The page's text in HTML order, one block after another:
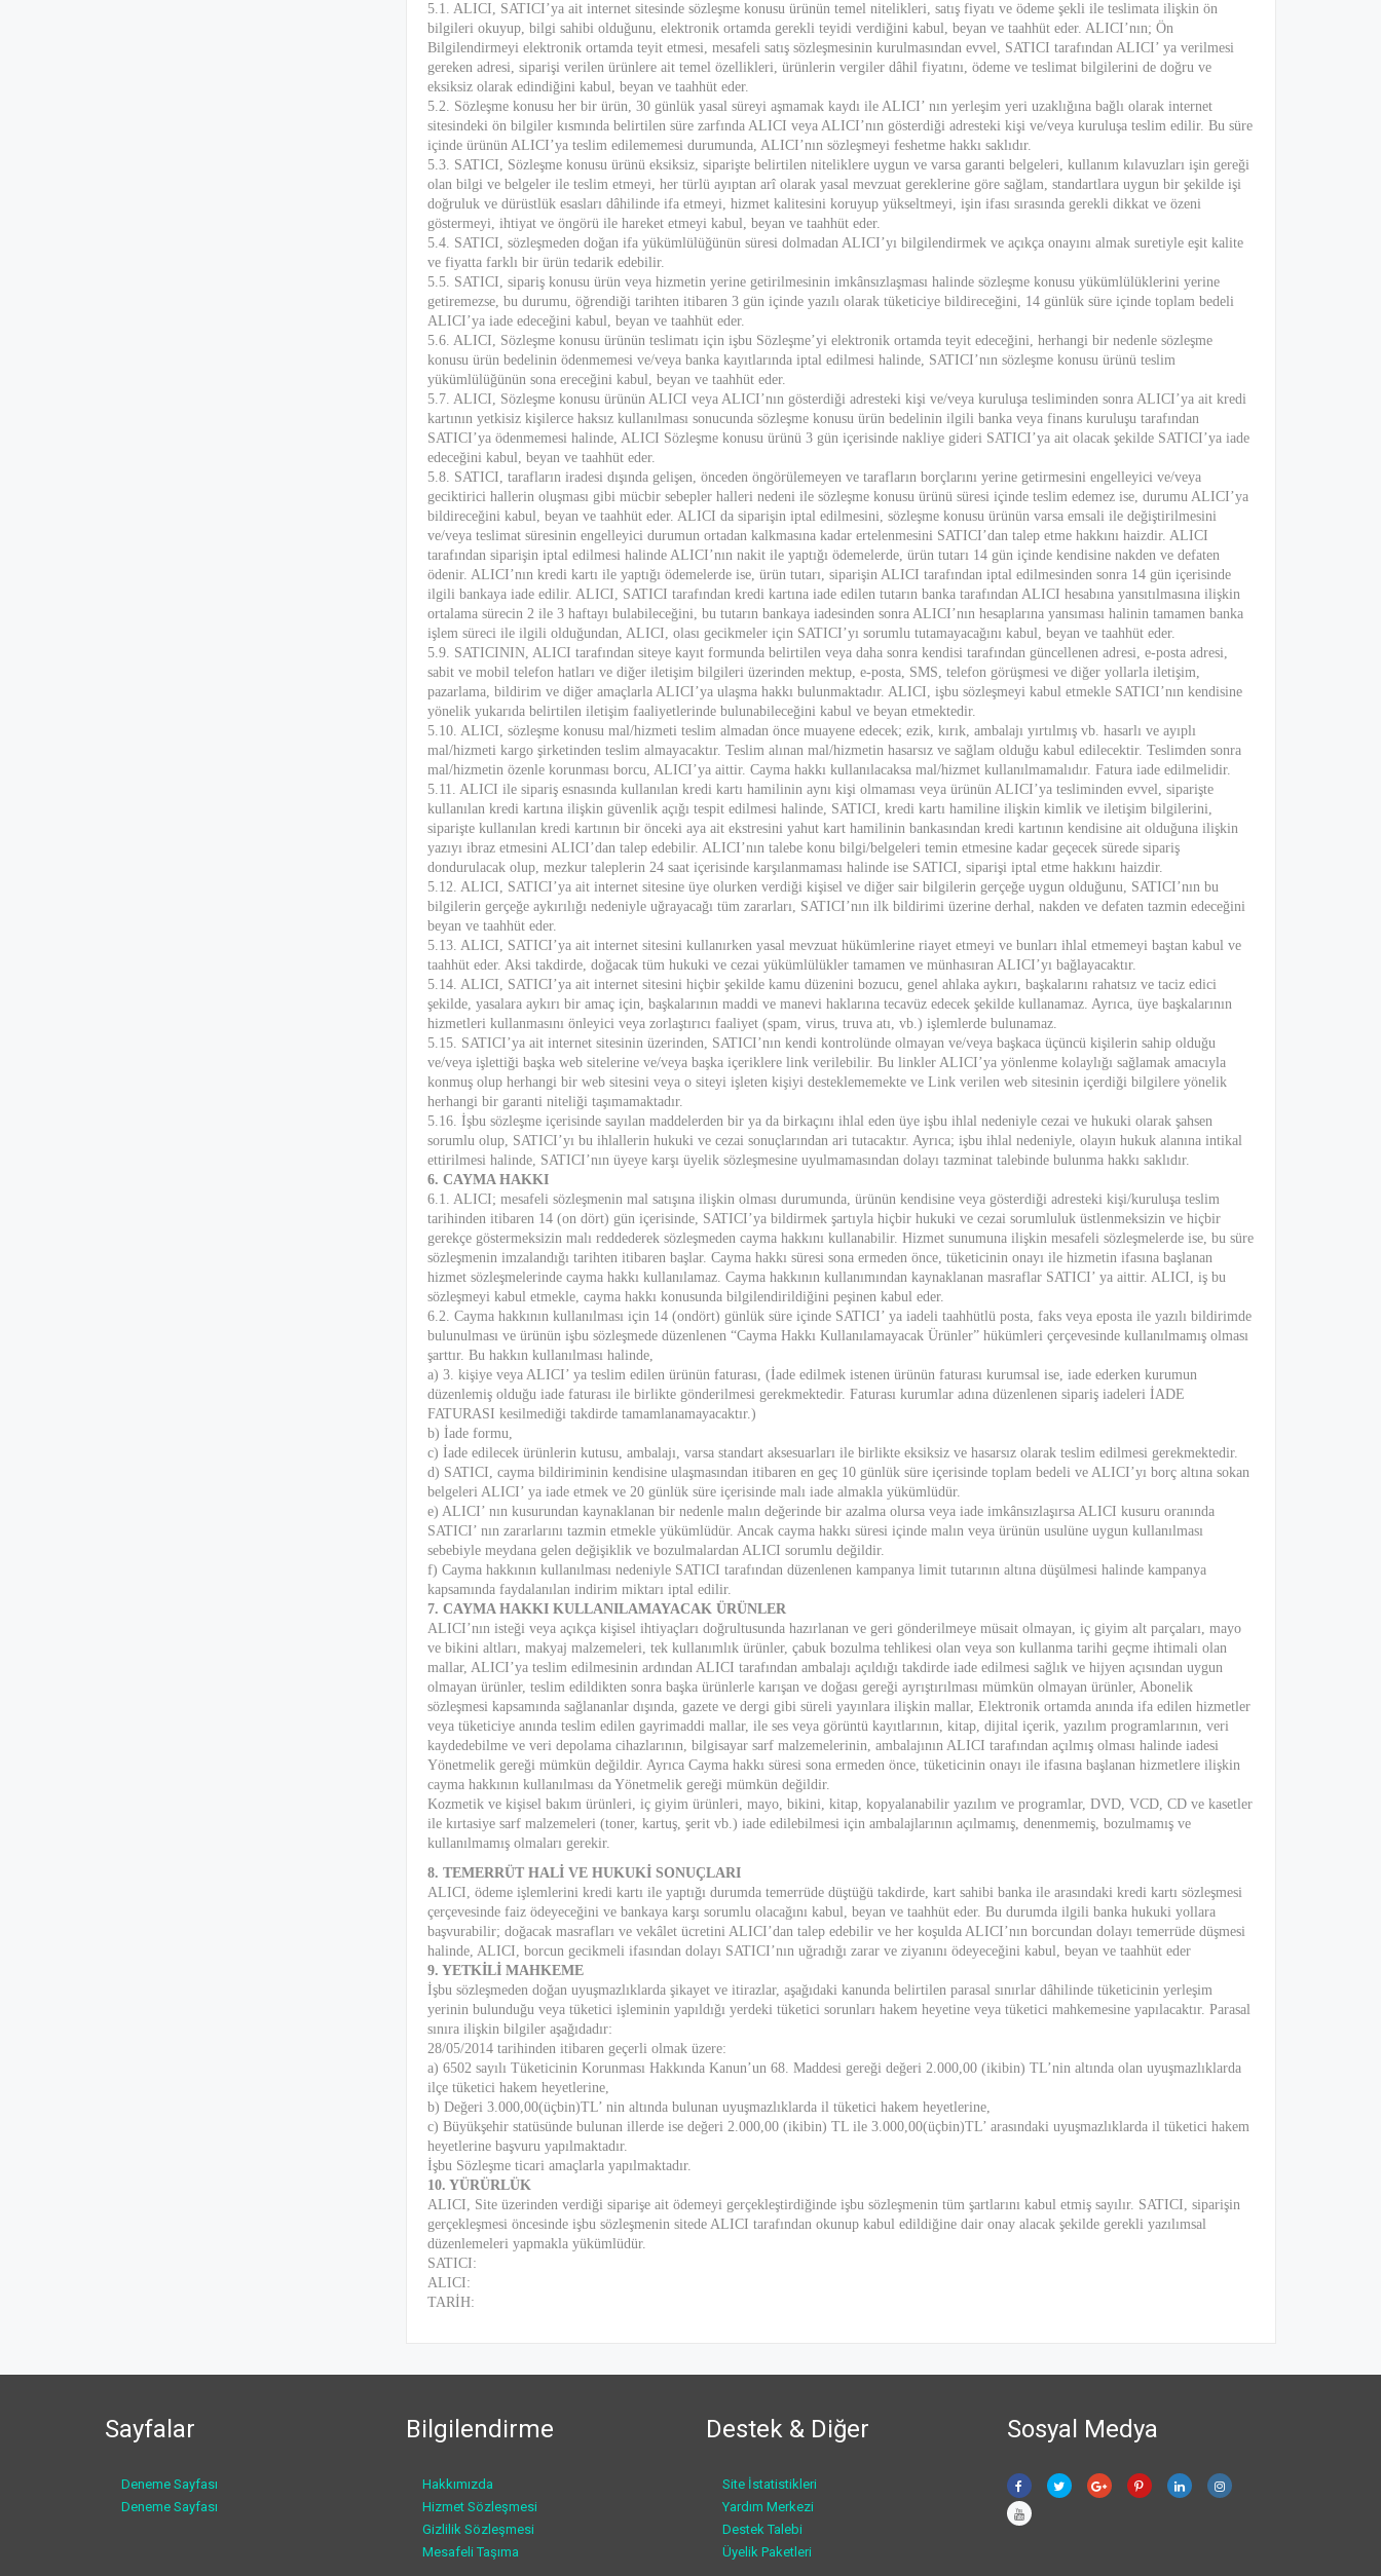
5.1. ALICI, SATICI’ya ait internet sitesinde sözleşme konusu ürünün temel nitelikleri, satış fiyatı ve ödeme şekli ile teslimata ilişkin ön
bilgileri okuyup, bilgi sahibi olduğunu, elektronik ortamda gerekli teyidi verdiğini kabul, beyan ve taahhüt eder. ALICI’nın; Ön
Bilgilendirmeyi elektronik ortamda teyit etmesi, mesafeli satış sözleşmesinin kurulmasından evvel, SATICI tarafından ALICI’ ya verilmesi
gereken adresi, siparişi verilen ürünlere ait temel özellikleri, ürünlerin vergiler dâhil fiyatını, ödeme ve teslimat bilgilerini de doğru ve
eksiksiz olarak edindiğini kabul, beyan ve taahhüt eder.
5.2. Sözleşme konusu her bir ürün, 30 günlük yasal süreyi aşmamak kaydı ile ALICI’ nın yerleşim yeri uzaklığına bağlı olarak internet
sitesindeki ön bilgiler kısmında belirtilen süre zarfında ALICI veya ALICI’nın gösterdiği adresteki kişi ve/veya kuruluşa teslim edilir. Bu süre
içinde ürünün ALICI’ya teslim edilememesi durumunda, ALICI’nın sözleşmeyi feshetme hakkı saklıdır.
5.3. SATICI, Sözleşme konusu ürünü eksiksiz, siparişte belirtilen niteliklere uygun ve varsa garanti belgeleri, kullanım kılavuzları işin gereği
olan bilgi ve belgeler ile teslim etmeyi, her türlü ayıptan arî olarak yasal mevzuat gereklerine göre sağlam, standartlara uygun bir şekilde işi
doğruluk ve dürüstlük esasları dâhilinde ifa etmeyi, hizmet kalitesini koruyup yükseltmeyi, işin ifası sırasında gerekli dikkat ve özeni
göstermeyi, ihtiyat ve öngörü ile hareket etmeyi kabul, beyan ve taahhüt eder.
5.4. SATICI, sözleşmeden doğan ifa yükümlülüğünün süresi dolmadan ALICI’yı bilgilendirmek ve açıkça onayını almak suretiyle eşit kalite
ve fiyatta farklı bir ürün tedarik edebilir.
5.5. SATICI, sipariş konusu ürün veya hizmetin yerine getirilmesinin imkânsızlaşması halinde sözleşme konusu yükümlülüklerini yerine
getiremezse, bu durumu, öğrendiği tarihten itibaren 3 gün içinde yazılı olarak tüketiciye bildireceğini, 14 günlük süre içinde toplam bedeli
ALICI’ya iade edeceğini kabul, beyan ve taahhüt eder.
5.6. ALICI, Sözleşme konusu ürünün teslimatı için işbu Sözleşme’yi elektronik ortamda teyit edeceğini, herhangi bir nedenle sözleşme
konusu ürün bedelinin ödenmemesi ve/veya banka kayıtlarında iptal edilmesi halinde, SATICI’nın sözleşme konusu ürünü teslim
yükümlülüğünün sona ereceğini kabul, beyan ve taahhüt eder.
5.7. ALICI, Sözleşme konusu ürünün ALICI veya ALICI’nın gösterdiği adresteki kişi ve/veya kuruluşa tesliminden sonra ALICI’ya ait kredi
kartının yetkisiz kişilerce haksız kullanılması sonucunda sözleşme konusu ürün bedelinin ilgili banka veya finans kuruluşu tarafından
SATICI’ya ödenmemesi halinde, ALICI Sözleşme konusu ürünü 3 gün içerisinde nakliye gideri SATICI’ya ait olacak şekilde SATICI’ya iade
edeceğini kabul, beyan ve taahhüt eder.
5.8. SATICI, tarafların iradesi dışında gelişen, önceden öngörülemeyen ve tarafların borçlarını yerine getirmesini engelleyici ve/veya
geciktirici hallerin oluşması gibi mücbir sebepler halleri nedeni ile sözleşme konusu ürünü süresi içinde teslim edemez ise, durumu ALICI’ya
bildireceğini kabul, beyan ve taahhüt eder. ALICI da siparişin iptal edilmesini, sözleşme konusu ürünün varsa emsali ile değiştirilmesini
ve/veya teslimat süresinin engelleyici durumun ortadan kalkmasına kadar ertelenmesini SATICI’dan talep etme hakkını haizdir. ALICI
tarafından siparişin iptal edilmesi halinde ALICI’nın nakit ile yaptığı ödemelerde, ürün tutarı 14 gün içinde kendisine nakden ve defaten
ödenir. ALICI’nın kredi kartı ile yaptığı ödemelerde ise, ürün tutarı, siparişin ALICI tarafından iptal edilmesinden sonra 14 gün içerisinde
ilgili bankaya iade edilir. ALICI, SATICI tarafından kredi kartına iade edilen tutarın banka tarafından ALICI hesabına yansıtılmasına ilişkin
ortalama sürecin 2 ile 3 haftayı bulabileceğini, bu tutarın bankaya iadesinden sonra ALICI’nın hesaplarına yansıması halinin tamamen banka
işlem süreci ile ilgili olduğundan, ALICI, olası gecikmeler için SATICI’yı sorumlu tutamayacağını kabul, beyan ve taahhüt eder.
5.9. SATICININ, ALICI tarafından siteye kayıt formunda belirtilen veya daha sonra kendisi tarafından güncellenen adresi, e-posta adresi,
sabit ve mobil telefon hatları ve diğer iletişim bilgileri üzerinden mektup, e-posta, SMS, telefon görüşmesi ve diğer yollarla iletişim,
pazarlama, bildirim ve diğer amaçlarla ALICI’ya ulaşma hakkı bulunmaktadır. ALICI, işbu sözleşmeyi kabul etmekle SATICI’nın kendisine
yönelik yukarıda belirtilen iletişim faaliyetlerinde bulunabileceğini kabul ve beyan etmektedir.
5.10. ALICI, sözleşme konusu mal/hizmeti teslim almadan önce muayene edecek; ezik, kırık, ambalajı yırtılmış vb. hasarlı ve ayıplı
mal/hizmeti kargo şirketinden teslim almayacaktır. Teslim alınan mal/hizmetin hasarsız ve sağlam olduğu kabul edilecektir. Teslimden sonra
mal/hizmetin özenle korunması borcu, ALICI’ya aittir. Cayma hakkı kullanılacaksa mal/hizmet kullanılmamalıdır. Fatura iade edilmelidir.
5.11. ALICI ile sipariş esnasında kullanılan kredi kartı hamilinin aynı kişi olmaması veya ürünün ALICI’ya tesliminden evvel, siparişte
kullanılan kredi kartına ilişkin güvenlik açığı tespit edilmesi halinde, SATICI, kredi kartı hamiline ilişkin kimlik ve iletişim bilgilerini,
siparişte kullanılan kredi kartının bir önceki aya ait ekstresini yahut kart hamilinin bankasından kredi kartının kendisine ait olduğuna ilişkin
yazıyı ibraz etmesini ALICI’dan talep edebilir. ALICI’nın talebe konu bilgi/belgeleri temin etmesine kadar geçecek sürede sipariş
dondurulacak olup, mezkur taleplerin 24 saat içerisinde karşılanmaması halinde ise SATICI, siparişi iptal etme hakkını haizdir.
5.12. ALICI, SATICI’ya ait internet sitesine üye olurken verdiği kişisel ve diğer sair bilgilerin gerçeğe uygun olduğunu, SATICI’nın bu
bilgilerin gerçeğe aykırılığı nedeniyle uğrayacağı tüm zararları, SATICI’nın ilk bildirimi üzerine derhal, nakden ve defaten tazmin edeceğini
beyan ve taahhüt eder.
5.13. ALICI, SATICI’ya ait internet sitesini kullanırken yasal mevzuat hükümlerine riayet etmeyi ve bunları ihlal etmemeyi baştan kabul ve
taahhüt eder. Aksi takdirde, doğacak tüm hukuki ve cezai yükümlülükler tamamen ve münhasıran ALICI’yı bağlayacaktır.
5.14. ALICI, SATICI’ya ait internet sitesini hiçbir şekilde kamu düzenini bozucu, genel ahlaka aykırı, başkalarını rahatsız ve taciz edici
şekilde, yasalara aykırı bir amaç için, başkalarının maddi ve manevi haklarına tecavüz edecek şekilde kullanamaz. Ayrıca, üye başkalarının
hizmetleri kullanmasını önleyici veya zorlaştırıcı faaliyet (spam, virus, truva atı, vb.) işlemlerde bulunamaz.
5.15. SATICI’ya ait internet sitesinin üzerinden, SATICI’nın kendi kontrolünde olmayan ve/veya başkaca üçüncü kişilerin sahip olduğu
ve/veya işlettiği başka web sitelerine ve/veya başka içeriklere link verilebilir. Bu linkler ALICI’ya yönlenme kolaylığı sağlamak amacıyla
konmuş olup herhangi bir web sitesini veya o siteyi işleten kişiyi desteklememekte ve Link verilen web sitesinin içerdiği bilgilere yönelik
herhangi bir garanti niteliği taşımamaktadır.
5.16. İşbu sözleşme içerisinde sayılan maddelerden bir ya da birkaçını ihlal eden üye işbu ihlal nedeniyle cezai ve hukuki olarak şahsen
sorumlu olup, SATICI’yı bu ihlallerin hukuki ve cezai sonuçlarından ari tutacaktır. Ayrıca; işbu ihlal nedeniyle, olayın hukuk alanına intikal
ettirilmesi halinde, SATICI’nın üyeye karşı üyelik sözleşmesine uyulmamasından dolayı tazminat talebinde bulunma hakkı saklıdır.
6. CAYMA HAKKI
6.1. ALICI; mesafeli sözleşmenin mal satışına ilişkin olması durumunda, ürünün kendisine veya gösterdiği adresteki kişi/kuruluşa teslim
tarihinden itibaren 14 (on dört) gün içerisinde, SATICI’ya bildirmek şartıyla hiçbir hukuki ve cezai sorumluluk üstlenmeksizin ve hiçbir
gerekçe göstermeksizin malı reddederek sözleşmeden cayma hakkını kullanabilir. Hizmet sunumuna ilişkin mesafeli sözleşmelerde ise, bu süre
sözleşmenin imzalandığı tarihten itibaren başlar. Cayma hakkı süresi sona ermeden önce, tüketicinin onayı ile hizmetin ifasına başlanan
hizmet sözleşmelerinde cayma hakkı kullanılamaz. Cayma hakkının kullanımından kaynaklanan masraflar SATICI’ ya aittir. ALICI, iş bu
sözleşmeyi kabul etmekle, cayma hakkı konusunda bilgilendirildiğini peşinen kabul eder.
6.2. Cayma hakkının kullanılması için 14 (ondört) günlük süre içinde SATICI’ ya iadeli taahhütlü posta, faks veya eposta ile yazılı bildirimde
bulunulması ve ürünün işbu sözleşmede düzenlenen “Cayma Hakkı Kullanılamayacak Ürünler” hükümleri çerçevesinde kullanılmamış olması
şarttır. Bu hakkın kullanılması halinde,
a) 3. kişiye veya ALICI’ ya teslim edilen ürünün faturası, (İade edilmek istenen ürünün faturası kurumsal ise, iade ederken kurumun
düzenlemiş olduğu iade faturası ile birlikte gönderilmesi gerekmektedir. Faturası kurumlar adına düzenlenen sipariş iadeleri İADE
FATURASI kesilmediği takdirde tamamlanamayacaktır.)
b) İade formu,
c) İade edilecek ürünlerin kutusu, ambalajı, varsa standart aksesuarları ile birlikte eksiksiz ve hasarsız olarak teslim edilmesi gerekmektedir.
d) SATICI, cayma bildiriminin kendisine ulaşmasından itibaren en geç 10 günlük süre içerisinde toplam bedeli ve ALICI’yı borç altına sokan
belgeleri ALICI’ ya iade etmek ve 20 günlük süre içerisinde malı iade almakla yükümlüdür.
e) ALICI’ nın kusurundan kaynaklanan bir nedenle malın değerinde bir azalma olursa veya iade imkânsızlaşırsa ALICI kusuru oranında
SATICI’ nın zararlarını tazmin etmekle yükümlüdür. Ancak cayma hakkı süresi içinde malın veya ürünün usulüne uygun kullanılması
sebebiyle meydana gelen değişiklik ve bozulmalardan ALICI sorumlu değildir.
f) Cayma hakkının kullanılması nedeniyle SATICI tarafından düzenlenen kampanya limit tutarının altına düşülmesi halinde kampanya
kapsamında faydalanılan indirim miktarı iptal edilir.
7. CAYMA HAKKI KULLANILAMAYACAK ÜRÜNLER
ALICI’nın isteği veya açıkça kişisel ihtiyaçları doğrultusunda hazırlanan ve geri gönderilmeye müsait olmayan, iç giyim alt parçaları, mayo
ve bikini altları, makyaj malzemeleri, tek kullanımlık ürünler, çabuk bozulma tehlikesi olan veya son kullanma tarihi geçme ihtimali olan
mallar, ALICI’ya teslim edilmesinin ardından ALICI tarafından ambalajı açıldığı takdirde iade edilmesi sağlık ve hijyen açısından uygun
olmayan ürünler, teslim edildikten sonra başka ürünlerle karışan ve doğası gereği ayrıştırılması mümkün olmayan ürünler, Abonelik
sözleşmesi kapsamında sağlananlar dışında, gazete ve dergi gibi süreli yayınlara ilişkin mallar, Elektronik ortamda anında ifa edilen hizmetler
veya tüketiciye anında teslim edilen gayrimaddi mallar, ile ses veya görüntü kayıtlarının, kitap, dijital içerik, yazılım programlarının, veri
kaydedebilme ve veri depolama cihazlarının, bilgisayar sarf malzemelerinin, ambalajının ALICI tarafından açılmış olması halinde iadesi
Yönetmelik gereği mümkün değildir. Ayrıca Cayma hakkı süresi sona ermeden önce, tüketicinin onayı ile ifasına başlanan hizmetlere ilişkin
cayma hakkının kullanılması da Yönetmelik gereği mümkün değildir.
Kozmetik ve kişisel bakım ürünleri, iç giyim ürünleri, mayo, bikini, kitap, kopyalanabilir yazılım ve programlar, DVD, VCD, CD ve kasetler
ile kırtasiye sarf malzemeleri (toner, kartuş, şerit vb.) iade edilebilmesi için ambalajlarının açılmamış, denenmemiş, bozulmamış ve
kullanılmamış olmaları gerekir.
8. TEMERRÜT HALİ VE HUKUKİ SONUÇLARI
ALICI, ödeme işlemlerini kredi kartı ile yaptığı durumda temerrüde düştüğü takdirde, kart sahibi banka ile arasındaki kredi kartı sözleşmesi
çerçevesinde faiz ödeyeceğini ve bankaya karşı sorumlu olacağını kabul, beyan ve taahhüt eder. Bu durumda ilgili banka hukuki yollara
başvurabilir; doğacak masrafları ve vekâlet ücretini ALICI’dan talep edebilir ve her koşulda ALICI’nın borcundan dolayı temerrüde düşmesi
halinde, ALICI, borcun gecikmeli ifasından dolayı SATICI’nın uğradığı zarar ve ziyanını ödeyeceğini kabul, beyan ve taahhüt eder
9. YETKİLİ MAHKEME
İşbu sözleşmeden doğan uyuşmazlıklarda şikayet ve itirazlar, aşağıdaki kanunda belirtilen parasal sınırlar dâhilinde tüketicinin yerleşim
yerinin bulunduğu veya tüketici işleminin yapıldığı yerdeki tüketici sorunları hakem heyetine veya tüketici mahkemesine yapılacaktır. Parasal
sınıra ilişkin bilgiler aşağıdadır:
28/05/2014 tarihinden itibaren geçerli olmak üzere:
a) 6502 sayılı Tüketicinin Korunması Hakkında Kanun’un 68. Maddesi gereği değeri 2.000,00 (ikibin) TL’nin altında olan uyuşmazlıklarda
ilçe tüketici hakem heyetlerine,
b) Değeri 3.000,00(üçbin)TL’ nin altında bulunan uyuşmazlıklarda il tüketici hakem heyetlerine,
c) Büyükşehir statüsünde bulunan illerde ise değeri 2.000,00 (ikibin) TL ile 3.000,00(üçbin)TL’ arasındaki uyuşmazlıklarda il tüketici hakem
heyetlerine başvuru yapılmaktadır.
İşbu Sözleşme ticari amaçlarla yapılmaktadır.
10. YÜRÜRLÜK
ALICI, Site üzerinden verdiği siparişe ait ödemeyi gerçekleştirdiğinde işbu sözleşmenin tüm şartlarını kabul etmiş sayılır. SATICI, siparişin
gerçekleşmesi öncesinde işbu sözleşmenin sitede ALICI tarafından okunup kabul edildiğine dair onay alacak şekilde gerekli yazılımsal
düzenlemeleri yapmakla yükümlüdür.
SATICI:
ALICI:
TARİH:
Sayfalar
Deneme Sayfası
Deneme Sayfası
Bilgilendirme
Hakkımızda
Hizmet Sözleşmesi
Gizlilik Sözleşmesi
Mesafeli Taşıma
Destek & Diğer
Site İstatistikleri
Yardım Merkezi
Destek Talebi
Üyelik Paketleri
Sosyal Medya